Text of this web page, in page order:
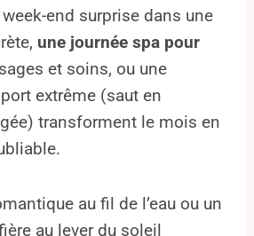
end surprise dans une
une journée spa pour
et soins, ou une
extrême (saut en
transforment le mois en
au fil de l’eau ou un
au lever du soleil